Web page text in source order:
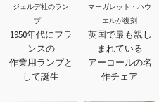
ジェルデ社のラン
プ
1950年代にフラ
ンスの
作業用ランプと
して誕生
マーガレット・ハウ
エルが復刻
英国で最も親し
まれている
アーコールの名
作チェア